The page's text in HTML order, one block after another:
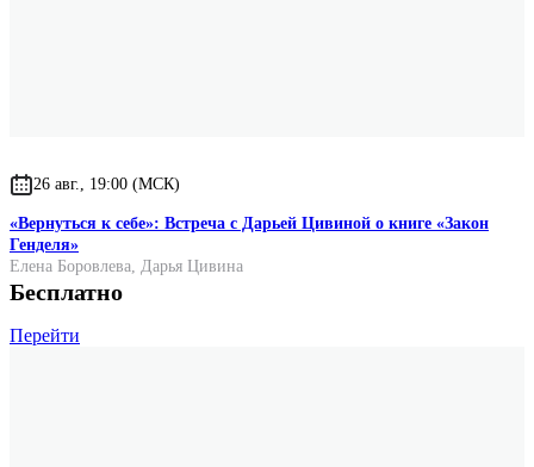
26 авг., 19:00 (МСК)
«Вернуться к себе»: Встреча с Дарьей Цивиной о книге «Закон
Генделя»
Елена Боровлева, Дарья Цивина
Бесплатно
Перейти